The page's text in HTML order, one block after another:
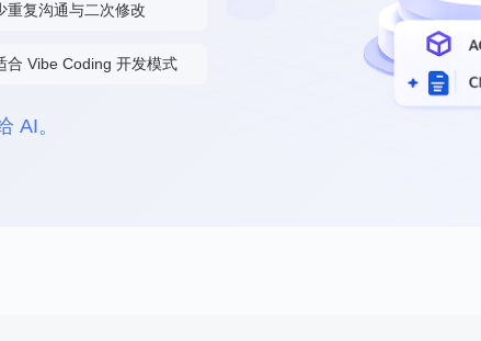
重复沟通与二次修改
合 Vibe Coding 开发模式
AI。